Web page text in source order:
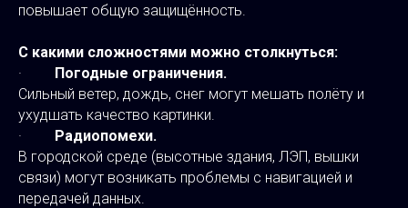
повышает общую защищённость.
С какими сложностями можно столкнуться:
· Погодные ограничения.
Сильный ветер, дождь, снег могут мешать полёту и
ухудшать качество картинки.
· Радиопомехи.
В городской среде (высотные здания, ЛЭП, вышки
связи) могут возникать проблемы с навигацией и
передачей данных.